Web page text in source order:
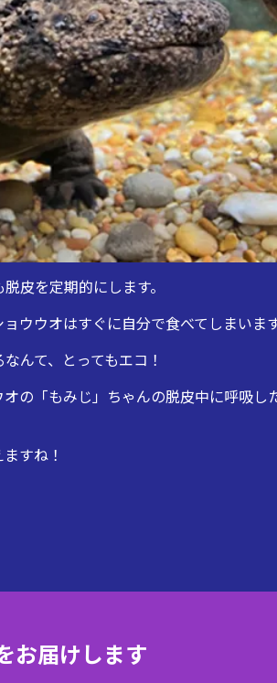
皮を定期的にします。
ウウオはすぐに自分で食べてしまいます
んて、とってもエコ！
の「もみじ」ちゃんの脱皮中に呼吸し
すね！
お届けします